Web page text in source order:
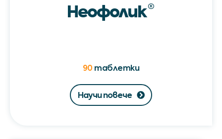
Неофолик®
90 таблетки
Научи повече